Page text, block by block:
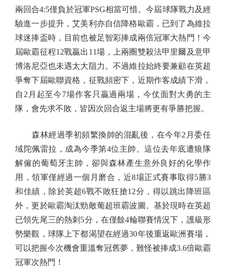
兩回合4:5僅負於冠軍PSG相當可惜。今屆球隊戰力及經
驗進一步提升，艾美利亦自信降格歐霸，已到了為維拉
球迷捧盃時，目前也被足智彩捧成兩倍冠軍大熱門！今
屆歐霸征程12戰贏出11場，上兩圈雙殺法甲里爾及意甲
博洛尼亞也未遇太大阻力。不過維拉始終要兼顧在英超
爭奪下屆歐聯資格，征戰頻密下，近期作客成績下滑，
自2月起至今7場作客只贏過兩場，今仗面對大勇的主
隊，會先求不敗，皆因次回合返主場將更有爭勝把握。
森林經過季初頻繁換帥的混亂後，在今年2月委任
域陀佩雷拉，成為今季第4位主帥。這位去年底遭狼隊
解僱的葡萄牙主帥，卻與森林產生意外良好的化學作
用，領軍僅經過一個月磨合，近8場正式賽事取得5勝3
和佳績，除於英超6戰不敗狂搶12分，得以跳出降班區
外，更於歐霸淘汰勁敵葡超班霸波圖。基於現時在英超
已領先尾三的熱刺5分，在僅餘4輪聯賽情況下，護級形
勢樂觀，球隊上下都渴望在經過30年後重返歐洲賽場，
可以把握今次機會重溫奪冠舊夢，難怪被捧成3.6倍歐霸
冠軍次熱門！